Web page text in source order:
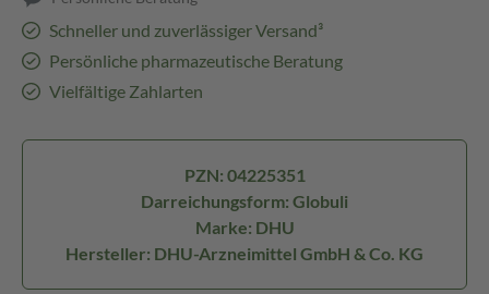
Schneller und zuverlässiger Versand³
Persönliche pharmazeutische Beratung
Vielfältige Zahlarten
PZN: 04225351
Darreichungsform: Globuli
Marke: DHU
Hersteller: DHU-Arzneimittel GmbH & Co. KG